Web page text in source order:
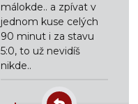
málokde.. a zpívat v
jednom kuse celých
90 minut i za stavu
5:0, to už nevidíš
nikde..